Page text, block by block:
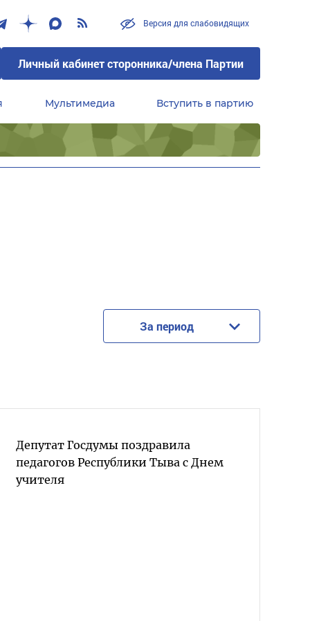
Версия для слабовидящих
Личный кабинет сторонника/члена Партии
Мультимедиа Вступить в партию
За период
Депутат Госдумы поздравила
педагогов Республики Тыва с Днем
учителя